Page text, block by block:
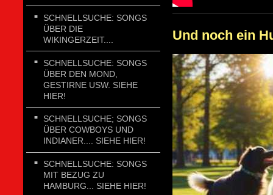
SCHNELLSUCHE: SONGS
ÜBER DIE
WIKINGERZEIT....
SCHNELLSUCHE: SONGS
ÜBER DEN MOND,
GESTIRNE USW. SIEHE
HIER!
SCHNELLSUCHE; SONGS
ÜBER COWBOYS UND
INDIANER.... SIEHE HIER!
SCHNELLSUCHE: SONGS
MIT BEZUG ZU
HAMBURG... SIEHE HIER!
Und noch ein